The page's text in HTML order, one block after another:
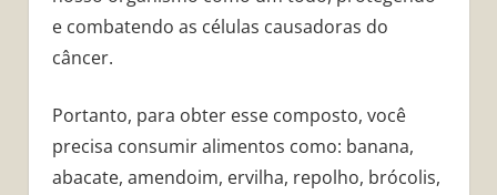
e combatendo as células causadoras do
câncer.
Portanto, para obter esse composto, você
precisa consumir alimentos como: banana,
abacate, amendoim, ervilha, repolho, brócolis,